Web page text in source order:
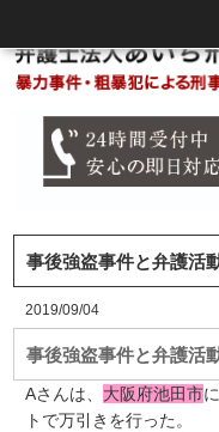
事後強盗事件と弁護活
2019/09/04
事後強盗事件と弁護活
Aさんは、 大阪府池田市
トで万引きを行った。